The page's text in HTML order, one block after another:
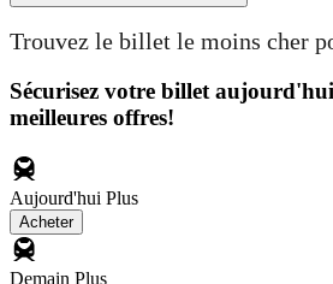
Trouvez le billet le moins cher
Sécurisez votre billet
meilleures offres!
Aujourd'hui Plus
Acheter
Demain Plus